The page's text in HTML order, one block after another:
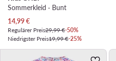
Sommerkleid · Bunt
Aktueller Preis
14,99€
Regulärer Preis29,99 €-50%
Niedrigster Preis19,99 €-25%